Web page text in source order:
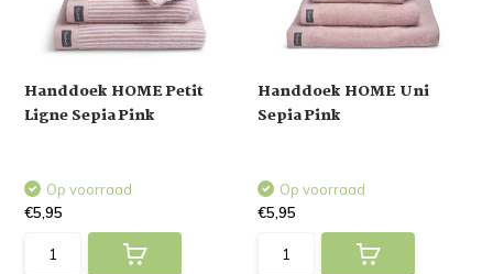
Handdoek HOME Petit
Ligne Sepia Pink
Op voorraad
€5,95
Handdoek HOME Uni
Sepia Pink
Op voorraad
€5,95